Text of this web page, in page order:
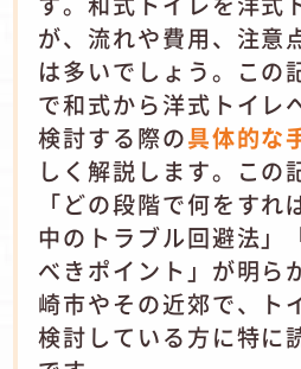
が、流れや費用、注意
は多いでしょう。この
で和式から洋式トイレ
検討する際の具体的な
しく解説します。この
「どの段階で何をす
中のトラブル回避法」
べきポイント」が明ら
崎市やその近郊で、ト
検討している方に特に